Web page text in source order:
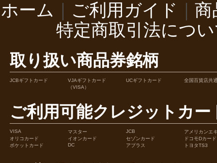
ホーム ご利用ガイド
商
特定商取引法につ
取り扱い商品券銘柄
JCBギフトカード
VJAギフトカード
（VISA）
UCギフトカード 全国百貨店共
ご利用可能クレジットカー
VISA マスター JCB
アメリカンエ
オリコカード
イオンカード セゾンカード
ドコモDカード
ポケットカード
DC アプラス トヨタTS3